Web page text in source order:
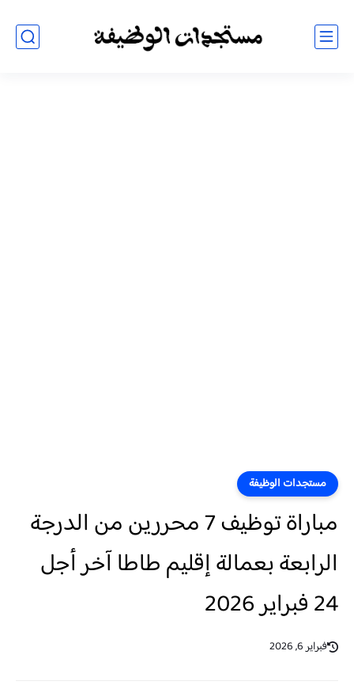
مستجدات الوظيفة
مباراة توظيف 7 محررين من الدرجة
الرابعة بعمالة إقليم طاطا آخر أجل
24 فبراير 2026
فبراير 6, 2026